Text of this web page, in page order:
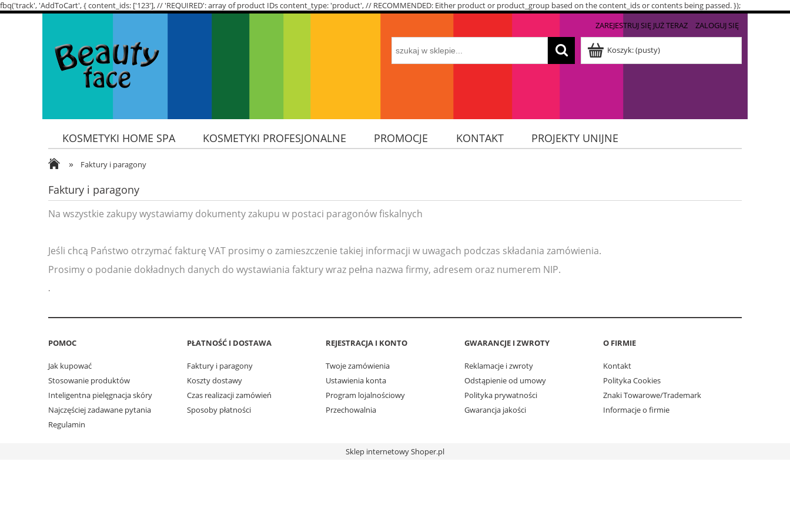
fbq('track', 'AddToCart', { content_ids: ['123'], // 'REQUIRED': array of product IDs content_type: 'product', // RECOMMENDED: Either product or product_group based on the content_ids or contents being passed. });
ZAREJESTRUJ SIĘ JUŻ TERAZ
ZALOGUJ SIĘ
Koszyk:(pusty)
KOSMETYKI HOME SPA KOSMETYKI PROFESJONALNE PROMOCJE KONTAKT
PROJEKTY UNIJNE
SKŁADNIKI AKTYWNE
» Faktury i paragony
Faktury i paragony
Na wszystkie zakupy wystawiamy dokumenty zakupu w postaci paragonów fiskalnych
Jeśli chcą Państwo otrzymać fakturę VAT prosimy o zamieszczenie takiej informacji w uwagach podczas składania zamówienia.
Prosimy o podanie dokładnych danych do wystawiania faktury wraz pełna nazwa firmy, adresem oraz numerem NIP.
.
POMOC
Jak kupować
Stosowanie produktów
Inteligentna pielęgnacja skóry
Najczęściej zadawane pytania
Regulamin
PŁATNOŚĆ I DOSTAWA
Faktury i paragony
Koszty dostawy
Czas realizacji zamówień
Sposoby płatności
REJESTRACJA I KONTO
Twoje zamówienia
Ustawienia konta
Program lojalnościowy
Przechowalnia
GWARANCJE I ZWROTY
Reklamacje i zwroty
Odstąpienie od umowy
Polityka prywatności
Gwarancja jakości
O FIRMIE
Kontakt
Polityka Cookies
Znaki Towarowe/Trademark
Informacje o firmie
Sklep internetowy Shoper.pl